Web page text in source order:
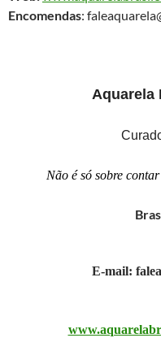
Encomendas:
Aquarela
Não é só sobre
E-mail: